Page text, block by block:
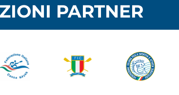
PARTNER